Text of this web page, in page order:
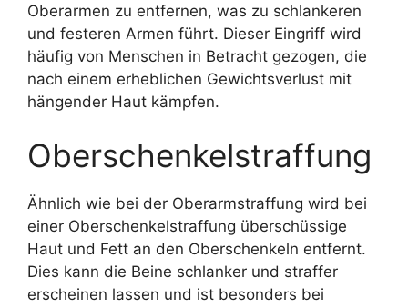
Oberarmen zu entfernen, was zu schlankeren
und festeren Armen führt. Dieser Eingriff wird
häufig von Menschen in Betracht gezogen, die
nach einem erheblichen Gewichtsverlust mit
hängender Haut kämpfen.
Oberschenkelstraffung
Ähnlich wie bei der Oberarmstraffung wird bei
einer Oberschenkelstraffung überschüssige
Haut und Fett an den Oberschenkeln entfernt.
Dies kann die Beine schlanker und straffer
erscheinen lassen und ist besonders bei